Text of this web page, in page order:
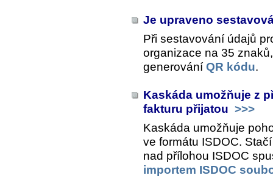
Je upraveno
Při sestavování údajů
organizace na 35
generování QR kódu.
Kaskáda umožňuje z
fakturu přijatou >>>
Kaskáda umožňuje
ve formátu ISDOC.
nad přílohou ISDOC
importem ISDOC